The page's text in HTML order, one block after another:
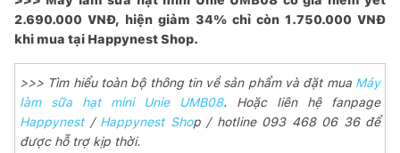
2.690.000 VNĐ, hiện giảm 34% chỉ còn 1.750.000 VNĐ
khi mua tại Happynest Shop.
>>> Tìm hiểu toàn bộ thông tin về sản phẩm và đặt mua Máy
làm sữa hạt mini Unie UMB08. Hoặc liên hệ fanpage
Happynest/ Happynest Shop / hotline 093 468 06 36 để
được hỗ trợ kịp thời.